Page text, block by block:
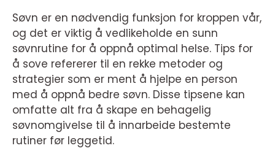
Søvn er en nødvendig funksjon for kroppen vår,
og det er viktig å vedlikeholde en sunn
søvnrutine for å oppnå optimal helse. Tips for
å sove refererer til en rekke metoder og
strategier som er ment å hjelpe en person
med å oppnå bedre søvn. Disse tipsene kan
omfatte alt fra å skape en behagelig
søvnomgivelse til å innarbeide bestemte
rutiner før leggetid.